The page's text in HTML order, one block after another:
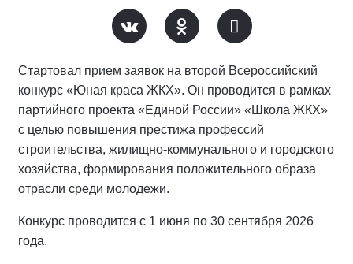
Стартовал прием заявок на второй Всероссийский
конкурс «Юная краса ЖКХ». Он проводится в рамках
партийного проекта «Единой России» «Школа ЖКХ»
с целью повышения престижа профессий
строительства, жилищно-коммунального и городского
хозяйства, формирования положительного образа
отрасли среди молодежи.
Конкурс проводится с 1 июня по 30 сентября 2026
года.